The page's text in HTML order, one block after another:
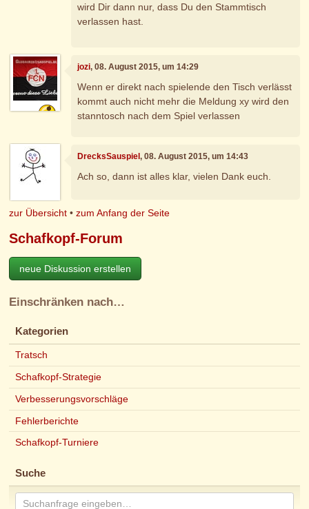
wird Dir dann nur, dass Du den Stammtisch
verlassen hast.
jozi, 08. August 2015, um 14:29
Wenn er direkt nach spielende den Tisch verlässt
kommt auch nicht mehr die Meldung xy wird den
stanntosch nach dem Spiel verlassen
DrecksSauspiel, 08. August 2015, um 14:43
Ach so, dann ist alles klar, vielen Dank euch.
zur Übersicht •zum Anfang der Seite
Schafkopf-Forum
neue Diskussion erstellen
Einschränken nach…
Kategorien
Tratsch
Schafkopf-Strategie
Verbesserungsvorschläge
Fehlerberichte
Schafkopf-Turniere
Suche